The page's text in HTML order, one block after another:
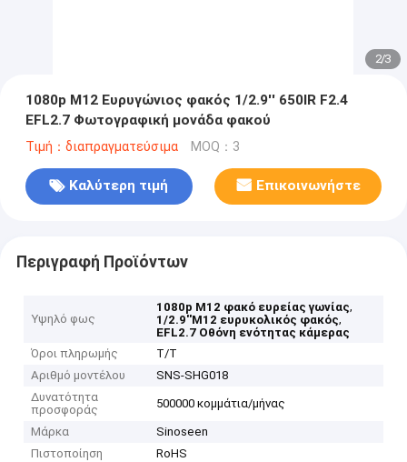
2/3
1080p M12 Ευρυγώνιος φακός 1/2.9'' 650IR F2.4
EFL2.7 Φωτογραφική μονάδα φακού
Τιμή：διαπραγματεύσιμα MOQ：3
Καλύτερη τιμή Επικοινωνήστε
Περιγραφή Προϊόντων
Υψηλό φως
1080p M12 φακό ευρείας γωνίας,
1/2.9''M12 ευρυκολικός φακός,
EFL2.7 Οθόνη ενότητας κάμερας
Όροι πληρωμής
Τ/Τ
Αριθμό μοντέλου
SNS-SHG018
Δυνατότητα
προσφοράς
500000 κομμάτια/μήνας
Μάρκα
Sinoseen
Πιστοποίηση
RoHS